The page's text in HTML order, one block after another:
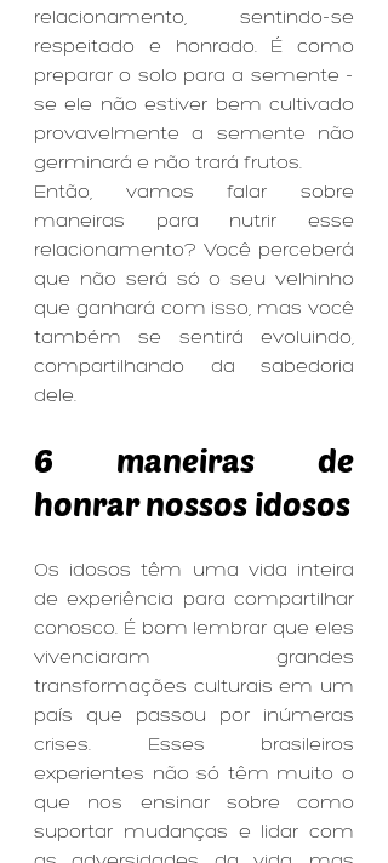
relacionamento, sentindo-se
respeitado e honrado. É como
preparar o solo para a semente -
se ele não estiver bem cultivado
provavelmente a semente não
germinará e não trará frutos.
Então, vamos falar sobre
maneiras para nutrir esse
relacionamento? Você perceberá
que não será só o seu velhinho
que ganhará com isso, mas você
também se sentirá evoluindo,
compartilhando da sabedoria
dele.
6 maneiras de
honrar nossos idosos
Os idosos têm uma vida inteira
de experiência para compartilhar
conosco. É bom lembrar que eles
vivenciaram grandes
transformações culturais em um
país que passou por inúmeras
crises. Esses brasileiros
experientes não só têm muito o
que nos ensinar sobre como
suportar mudanças e lidar com